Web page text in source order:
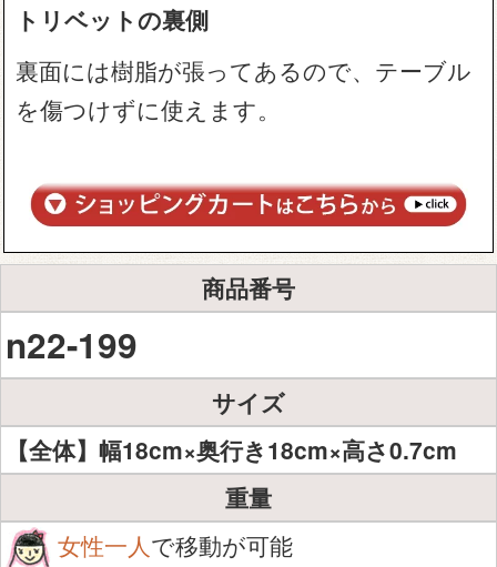
トリベットの裏側
裏面には樹脂が張ってあるので、テーブル
を傷つけずに使えます。
商品番号
n22-199
サイズ
【全体】幅18cm×奥行き18cm×高さ0.7cm
重量
女性一人で移動が可能